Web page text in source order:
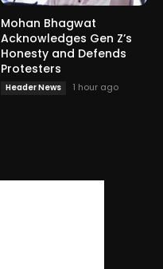
Mohan Bhagwat
Acknowledges Gen Z’s
Honesty and Defends
Protesters
Header News 1 hour ago